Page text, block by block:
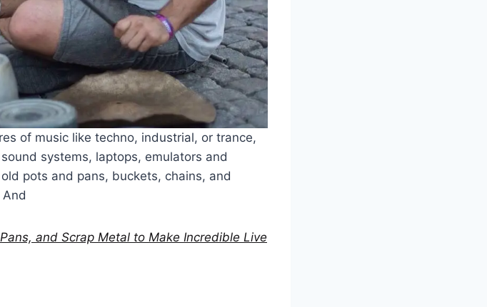
of music like techno, industrial, or trance,
systems, laptops, emulators and
pots and pans, buckets, chains, and
And
and Scrap Metal to Make Incredible Live